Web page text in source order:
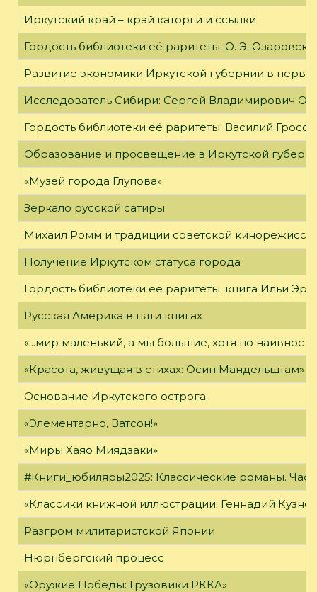
Иркутский край – край каторги и ссылки
Гордость библиотеки её раритеты: О. Э.
Развитие экономики Иркутской губернии в
Исследователь Сибири: Сергей Владимирович
Гордость библиотеки её раритеты: Василий
Образование и просвещение в Иркутской
«Музей города Глупова»
Зеркало русской сатиры
Михаил Ромм и традиции советской
Получение Иркутском статуса города
Гордость библиотеки её раритеты: книга Ильи
Русская Америка в пяти книгах
«...мир маленький, а мы большие, хотя по
«Красота, живущая в стихах: Осип Мандельштам»
Основание Иркутского острога
«Элементарно, Ватсон!»
«Миры Хаяо Миядзаки»
#Книги_юбиляры2025: Классические романы.
«Классики книжной иллюстрации: Геннадий
Разгром милитаристской Японии
Нюрнбергский процесс
«Оружие Победы: Грузовики РККА»